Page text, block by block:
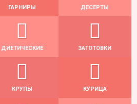
ГАРНИРЫ ДЕСЕРТЫ
ДИЕТИЧЕСКИЕ ЗАГОТОВКИ
КРУПЫ КУРИЦА